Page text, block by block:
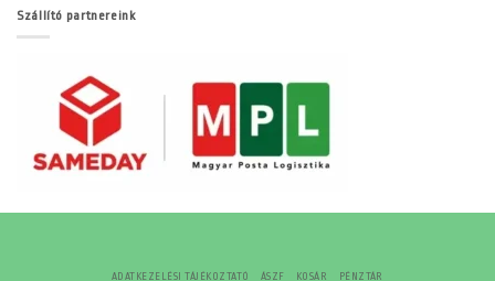
Szállító partnereink
ADATKEZELÉSI TÁJÉKOZTATÓ ÁSZF KOSÁR PÉNZTÁR